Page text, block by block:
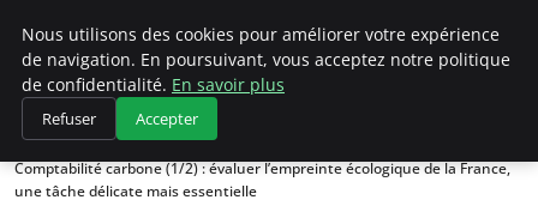
Climategatecountryclub.com
Accueil
Changements climatiques
Comptabilité carbone (1/2) : évaluer l’empreinte écologique de la France,
une tâche délicate mais essentielle
Nous utilisons des cookies pour améliorer votre expérience
de navigation. En poursuivant, vous acceptez notre politique
de confidentialité. En savoir plus
Refuser Accepter